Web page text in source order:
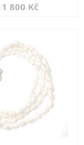
800 Kč